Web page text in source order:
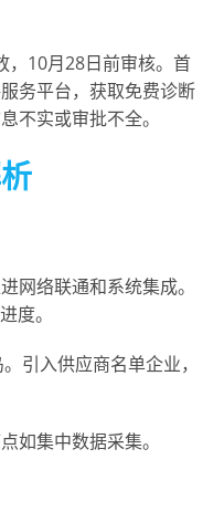
，10月28日前审核。首
务平台，获取免费诊断
不实或审批不全。
网络联通和系统集成。
度。
引入供应商名单企业，
如集中数据采集。